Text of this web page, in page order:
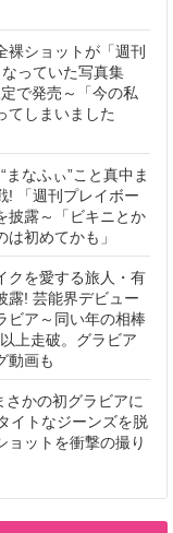
ショットが「週刊
っていた写真集
で発売～「今の私
てしまいました
まなふぃ”こと真中ま
! 「週刊プレイボー
披露～「ビキニとか
初めてかも」
クを愛する旅人・有
露! 芸能界デビュー
ビア～同い年の相棒
上走破。グラビア
動画も
かの初グラビアに
イトなジーンズを脱
ョットを衝撃の撮り